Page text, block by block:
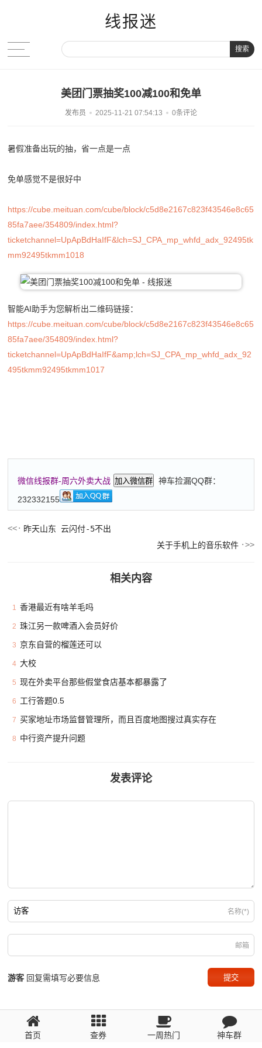
线报迷
搜索
美团门票抽奖100减100和免单
发布员 2025-11-21 07:54:13 0条评论
暑假准备出玩的抽，省一点是一点
免单感觉不是很好中
https://cube.meituan.com/cube/block/c5d8e2167c823f43546e8c65
85fa7aee/354809/index.html?
ticketchannel=UpApBdHaIfF&lch=SJ_CPA_mp_whfd_adx_92495tk
mm92495tkmm1018
智能AI助手为您解析出二维码链接：
https://cube.meituan.com/cube/block/c5d8e2167c823f43546e8c65
85fa7aee/354809/index.html?
ticketchannel=UpApBdHaIfF&amp;lch=SJ_CPA_mp_whfd_adx_92
495tkmm92495tkmm1017
微信线报群-周六外卖大战 加入微信群
神车捡漏QQ群：
232332155
昨天山东 云闪付-5不出
关于手机上的音乐软件
相关内容
1 香港最近有啥羊毛吗
2 珠江另一款啤酒入会员好价
3 京东自营的榴莲还可以
4 大校
5 现在外卖平台那些假堂食店基本都暴露了
6 工行答题0.5
7 买家地址市场监督管理所，而且百度地图搜过真实存在
8 中行资产提升问题
发表评论
名称(*)
邮箱
游客 回复需填写必要信息
粤ICP备2023110056号
首页 查券 一周热门 神车群